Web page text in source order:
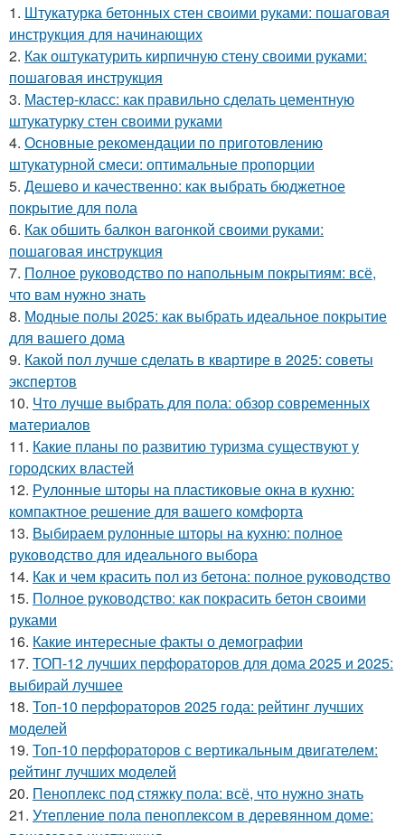
1. Штукатурка бетонных стен своими руками: пошаговая
инструкция для начинающих
2. Как оштукатурить кирпичную стену своими руками:
пошаговая инструкция
3. Мастер-класс: как правильно сделать цементную
штукатурку стен своими руками
4. Основные рекомендации по приготовлению
штукатурной смеси: оптимальные пропорции
5. Дешево и качественно: как выбрать бюджетное
покрытие для пола
6. Как обшить балкон вагонкой своими руками:
пошаговая инструкция
7. Полное руководство по напольным покрытиям: всё,
что вам нужно знать
8. Модные полы 2025: как выбрать идеальное покрытие
для вашего дома
9. Какой пол лучше сделать в квартире в 2025: советы
экспертов
10. Что лучше выбрать для пола: обзор современных
материалов
11. Какие планы по развитию туризма существуют у
городских властей
12. Рулонные шторы на пластиковые окна в кухню:
компактное решение для вашего комфорта
13. Выбираем рулонные шторы на кухню: полное
руководство для идеального выбора
14. Как и чем красить пол из бетона: полное руководство
15. Полное руководство: как покрасить бетон своими
руками
16. Какие интересные факты о демографии
17. ТОП-12 лучших перфораторов для дома 2025 и 2025:
выбирай лучшее
18. Топ-10 перфораторов 2025 года: рейтинг лучших
моделей
19. Топ-10 перфораторов с вертикальным двигателем:
рейтинг лучших моделей
20. Пеноплекс под стяжку пола: всё, что нужно знать
21. Утепление пола пеноплексом в деревянном доме: